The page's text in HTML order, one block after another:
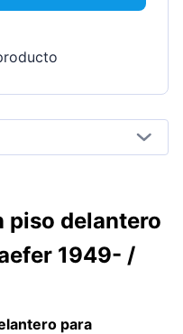
piso delantero
1949- /
para